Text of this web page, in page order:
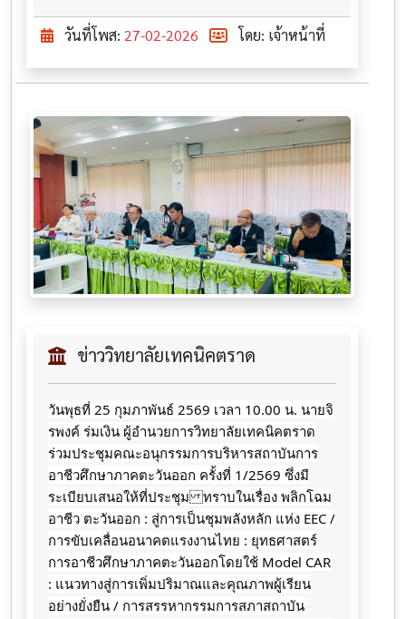
วันที่โพส: 27-02-2026 โดย: เจ้าหน้าที่
ข่าววิทยาลัยเทคนิคตราด
วันพุธที่ 25 กุมภาพันธ์ 2569 เวลา 10.00 น. นายจิ
รพงค์ ร่มเงิน ผู้อำนวยการวิทยาลัยเทคนิคตราด
ร่วมประชุมคณะอนุกรรมการบริหารสถาบันการ
อาชีวศึกษาภาคตะวันออก ครั้งที่ 1/2569 ซึ่งมี
ระเบียบเสนอให้ที่ประชุม ทราบในเรื่อง พลิกโฉม
อาชีว ตะวันออก : สู่การเป็นชุมพลังหลัก แห่ง EEC /
การขับเคลื่อนอนาคตแรงงานไทย : ยุทธศาสตร์
การอาชีวศึกษาภาคตะวันออกโดยใช้ Model CAR
: แนวทางสู่การเพิ่มปริมาณและคุณภาพผู้เรียน
อย่างยั่งยืน / การสรรหากรรมการสภาสถาบัน